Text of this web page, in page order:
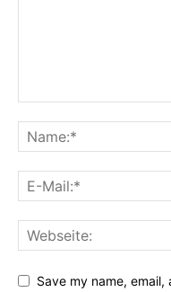
Save my name,